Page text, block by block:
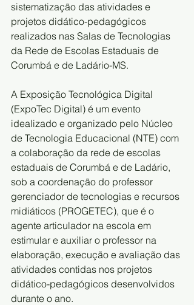
sistematização das atividades e
projetos didático-pedagógicos
realizados nas Salas de Tecnologias
da Rede de Escolas Estaduais de
Corumbá e de Ladário-MS.
A Exposição Tecnológica Digital
(ExpoTec Digital) é um evento
idealizado e organizado pelo Núcleo
de Tecnologia Educacional (NTE) com
a colaboração da rede de escolas
estaduais de Corumbá e de Ladário,
sob a coordenação do professor
gerenciador de tecnologias e recursos
midiáticos (PROGETEC), que é o
agente articulador na escola em
estimular e auxiliar o professor na
elaboração, execução e avaliação das
atividades contidas nos projetos
didático-pedagógicos desenvolvidos
durante o ano.